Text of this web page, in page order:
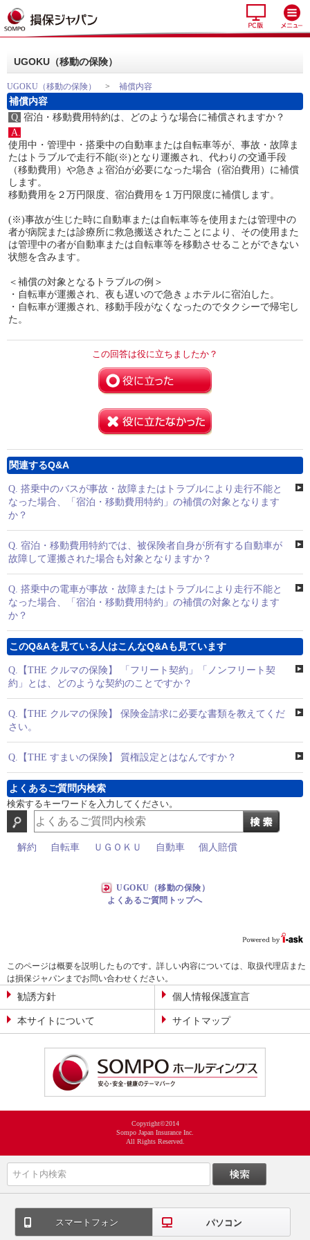
UGOKU（移動の保険）
UGOKU（移動の保険） > 補償内容
補償内容
Q. 宿泊・移動費用特約は、どのような場合に補償されますか？
A.
使用中・管理中・搭乗中の自動車または自転車等が、事故・故障ま
たはトラブルで走行不能(※)となり運搬され、代わりの交通手段
（移動費用）や急きょ宿泊が必要になった場合（宿泊費用）に補償
します。
移動費用を２万円限度、宿泊費用を１万円限度に補償します。
(※)事故が生じた時に自動車または自転車等を使用または管理中の
者が病院または診療所に救急搬送されたことにより、その使用また
は管理中の者が自動車または自転車等を移動させることができない
状態を含みます。
＜補償の対象となるトラブルの例＞
・自転車が運搬され、夜も遅いので急きょホテルに宿泊した。
・自転車が運搬され、移動手段がなくなったのでタクシーで帰宅し
た。
この回答は役に立ちましたか？
関連するQ&A
Q. 搭乗中のバスが事故・故障またはトラブルにより走行不能と
なった場合、「宿泊・移動費用特約」の補償の対象となります
か？
Q. 宿泊・移動費用特約では、被保険者自身が所有する自動車が
故障して運搬された場合も対象となりますか？
Q. 搭乗中の電車が事故・故障またはトラブルにより走行不能と
なった場合、「宿泊・移動費用特約」の補償の対象となります
か？
このQ&Aを見ている人はこんなQ&Aも見ています
Q. 【THE クルマの保険】 「フリート契約」「ノンフリート契
約」とは、どのような契約のことですか？
Q. 【THE クルマの保険】 保険金請求に必要な書類を教えてくだ
さい。
Q. 【THE すまいの保険】 質権設定とはなんですか？
よくあるご質問内検索
検索するキーワードを入力してください。
解約 自転車 ＵＧＯＫＵ 自動車 個人賠償
UGOKU（移動の保険）
よくあるご質問トップへ
このページは概要を説明したものです。詳しい内容については、取扱代理店また
は損保ジャパンまでお問い合わせください。
勧誘方針 個人情報保護宣言
本サイトについて サイトマップ
Copyright©2014
Sompo Japan Insurance Inc.
All Rights Reserved.
スマートフォン パソコン